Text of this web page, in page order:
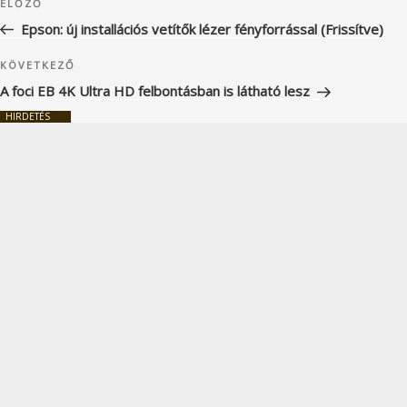
navigáció
Korábbi
bejegyzés
ELŐZŐ
Epson: új installációs vetítők lézer fényforrással (Frissítve)
Következő
bejegyzés
KÖVETKEZŐ
A foci EB 4K Ultra HD felbontásban is látható lesz
HIRDETÉS